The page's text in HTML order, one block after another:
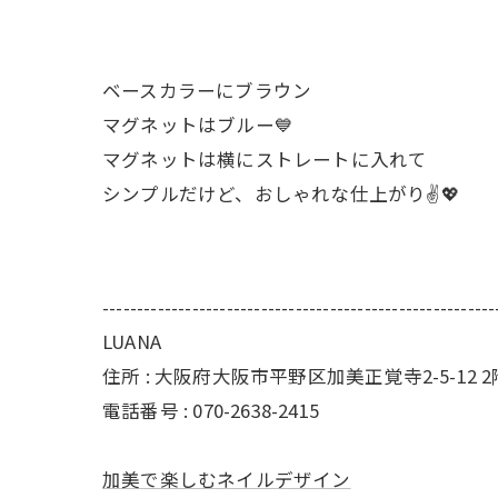
ベースカラーにブラウン
マグネットはブルー💙
マグネットは横にストレートに入れて
シンプルだけど、おしゃれな仕上がり✌💖
LUANA
住所 : 大阪府大阪市平野区加美正覚寺2-5-12 2
電話番号 : 070-2638-2415
加美で楽しむネイルデザイン